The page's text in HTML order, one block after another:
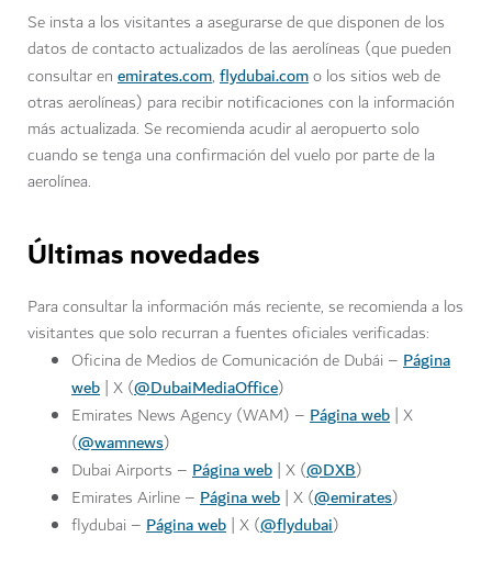
Se insta a los visitantes a asegurarse de que disponen de los
datos de contacto actualizados de las aerolíneas (que pueden
consultar en emirates.com, flydubai.como los sitios web de
otras aerolíneas) para recibir notificaciones con la información
más actualizada. Se recomienda acudir al aeropuerto solo
cuando se tenga una confirmación del vuelo por parte de la
aerolínea.
Últimas novedades
Para consultar la información más reciente, se recomienda a los
visitantes que solo recurran a fuentes oficiales verificadas:
Oficina de Medios de Comunicación de Dubái – Página
web | X (@DubaiMediaOffice)
Emirates News Agency (WAM) – Página web | X
(@wamnews)
Dubai Airports – Página web | X (@DXB)
Emirates Airline – Página web | X (@emirates)
flydubai – Página web | X (@flydubai)